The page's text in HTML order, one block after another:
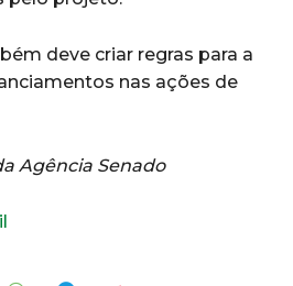
deve criar regras para a
nas ações de
Agência Senado